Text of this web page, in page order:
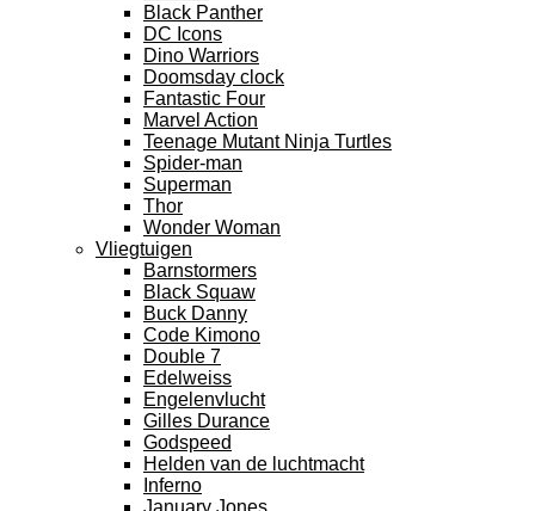
Black Panther
DC Icons
Dino Warriors
Doomsday clock
Fantastic Four
Marvel Action
Teenage Mutant Ninja Turtles
Spider-man
Superman
Thor
Wonder Woman
Vliegtuigen
Barnstormers
Black Squaw
Buck Danny
Code Kimono
Double 7
Edelweiss
Engelenvlucht
Gilles Durance
Godspeed
Helden van de luchtmacht
Inferno
January Jones